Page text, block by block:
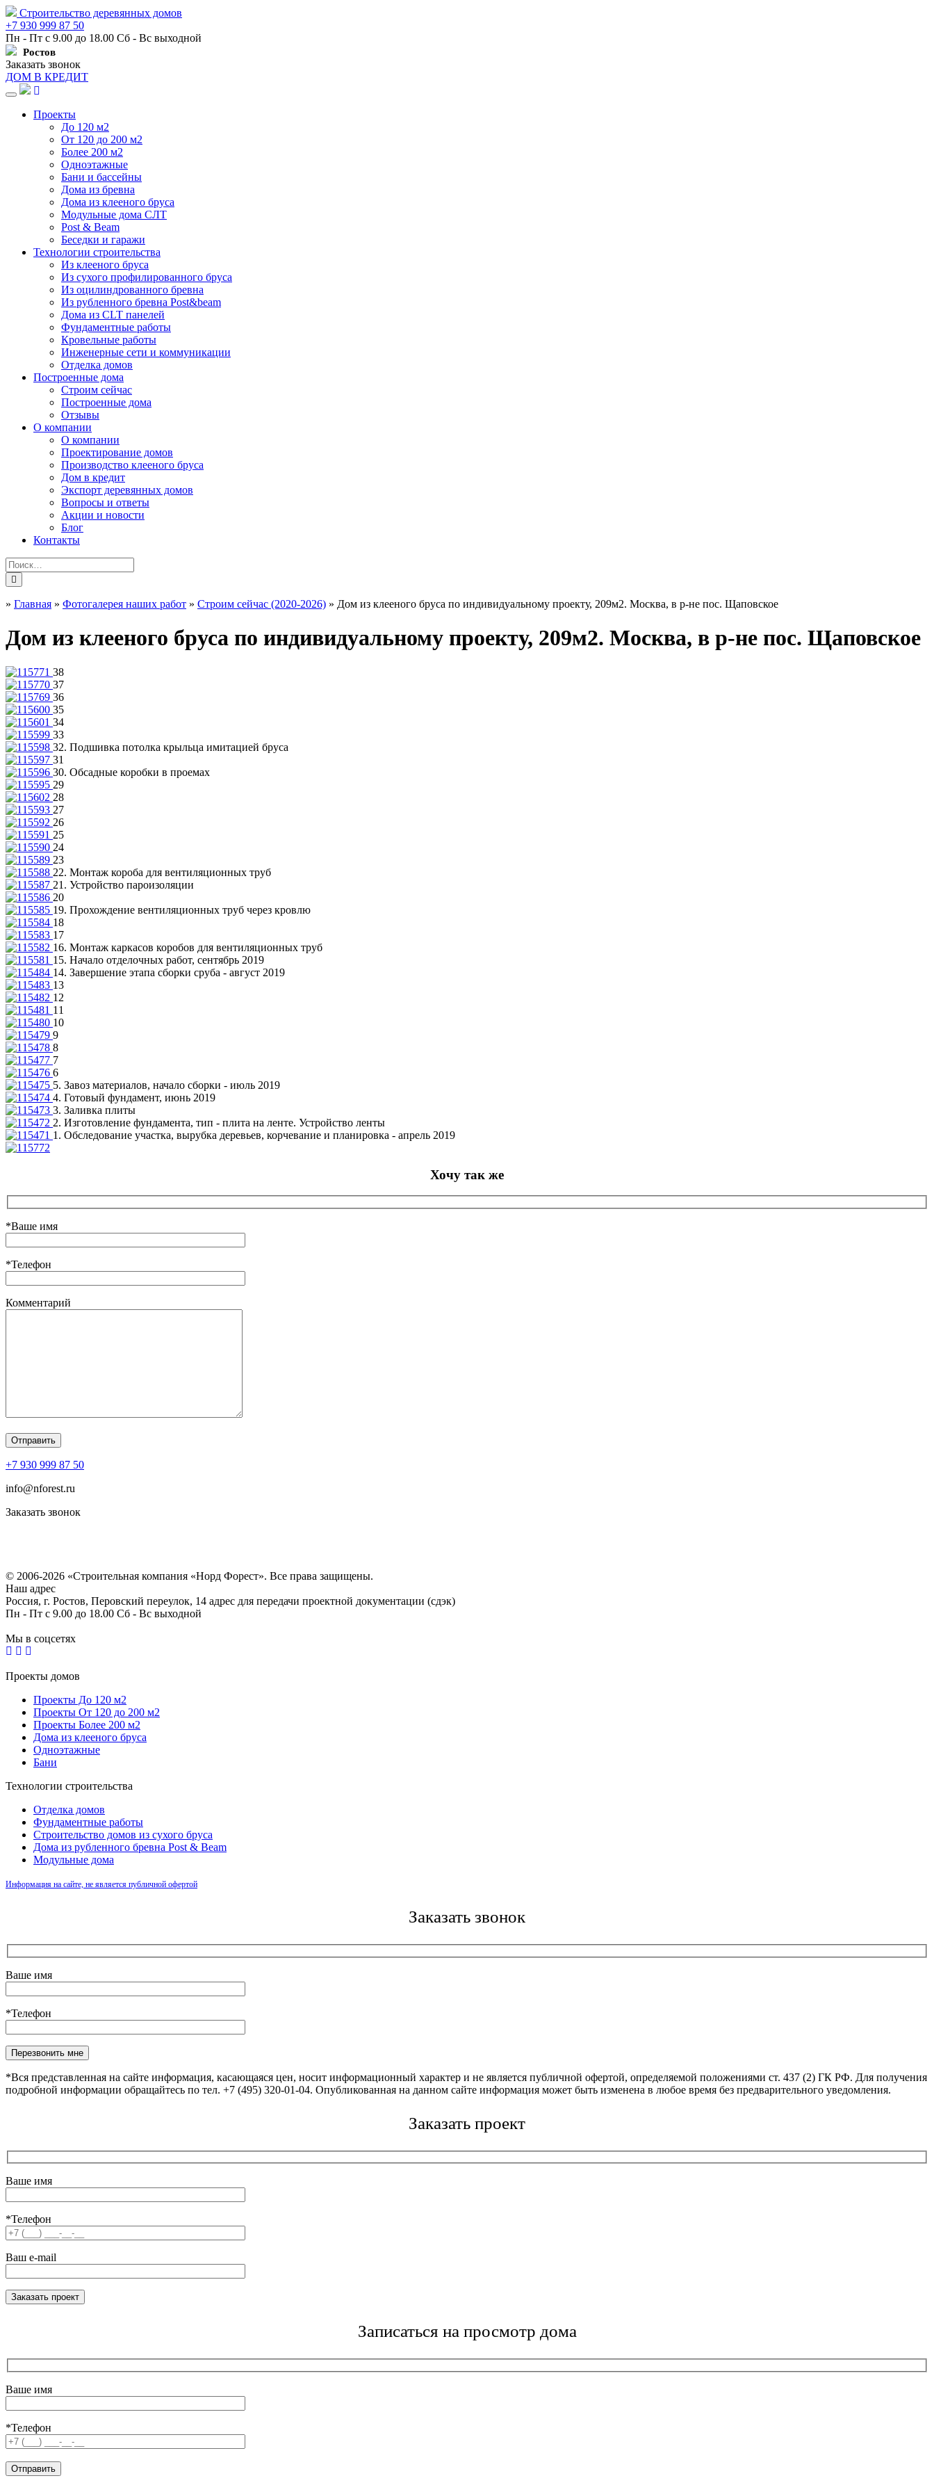
Строительство деревянных домов
+7 930 999 87 50
Пн - Пт с 9.00 до 18.00 Сб - Вс выходной
Ростов
Заказать звонок
ДОМ В КРЕДИТ
Навигация
Проекты
До 120 м2
От 120 до 200 м2
Более 200 м2
Одноэтажные
Бани и бассейны
Дома из бревна
Дома из клееного бруса
Модульные дома СЛТ
Post & Beam
Беседки и гаражи
Технологии строительства
Из клееного бруса
Из сухого профилированного бруса
Из оцилиндрованного бревна
Из рубленного бревна Post&beam
Дома из CLT панелей
Фундаментные работы
Кровельные работы
Инженерные сети и коммуникации
Отделка домов
Построенные дома
Строим сейчас
Построенные дома
Отзывы
О компании
О компании
Проектирование домов
Производство клееного бруса
Дом в кредит
Экспорт деревянных домов
Вопросы и ответы
Акции и новости
Блог
Контакты
» Главная » Фотогалерея наших работ » Строим сейчас (2020-2026) » Дом из клееного бруса по индивидуальному проекту, 209м2. Москва, в р-не пос. Щаповское
Дом из клееного бруса по индивидуальному проекту, 209м2. Москва, в р-не пос. Щаповское
38
37
36
35
34
33
32. Подшивка потолка крыльца имитацией бруса
31
30. Обсадные коробки в проемах
29
28
27
26
25
24
23
22. Монтаж короба для вентиляционных труб
21. Устройство пароизоляции
20
19. Прохождение вентиляционных труб через кровлю
18
17
16. Монтаж каркасов коробов для вентиляционных труб
15. Начало отделочных работ, сентябрь 2019
14. Завершение этапа сборки сруба - август 2019
13
12
11
10
9
8
7
6
5. Завоз материалов, начало сборки - июль 2019
4. Готовый фундамент, июнь 2019
3. Заливка плиты
2. Изготовление фундамента, тип - плита на ленте. Устройство ленты
1. Обследование участка, вырубка деревьев, корчевание и планировка - апрель 2019
Хочу так же
*Ваше имя
*Телефон
Комментарий
+7 930 999 87 50
info@nforest.ru
Заказать звонок
© 2006-2026 «Строительная компания «Норд Форест». Все права защищены.
Наш адрес
Россия, г. Ростов, Перовский переулок, 14 адрес для передачи проектной документации (сдэк)
Пн - Пт с 9.00 до 18.00 Сб - Вс выходной
Мы в соцсетях
Проекты домов
Проекты До 120 м2
Проекты От 120 до 200 м2
Проекты Более 200 м2
Дома из клееного бруса
Одноэтажные
Бани
Технологии строительства
Отделка домов
Фундаментные работы
Строительство домов из сухого бруса
Дома из рубленного бревна Post & Beam
Модульные дома
Информация на сайте, не является публичной офертой
Заказать звонок
Ваше имя
*Телефон
Оставьте это поле пустым.
*Вся представленная на сайте информация, касающаяся цен, носит информационный характер и не является публичной офертой, определяемой положениями ст. 437 (2) ГК РФ. Для получения
подробной информации обращайтесь по тел. +7 (495) 320-01-04. Опубликованная на данном сайте информация может быть изменена в любое время без предварительного уведомления.
Заказать проект
Ваше имя
*Телефон
Ваш e-mail
Записаться на просмотр дома
Ваше имя
*Телефон